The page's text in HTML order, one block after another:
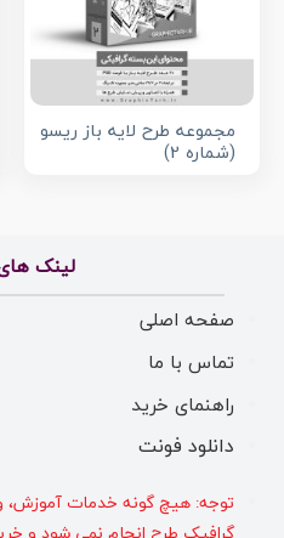
مجموعه طرح لایه باز ریسو
(شماره 2)
لینک
صفحه اصلی
تماس با ما
راهنمای خرید
دانلود فونت
توجه: هیچ گونه خدمات